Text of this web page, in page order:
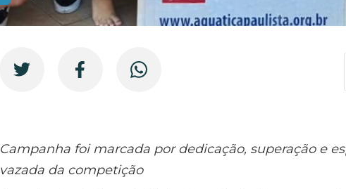
Campanha foi marcada por dedicação, superação e
vazada da competição